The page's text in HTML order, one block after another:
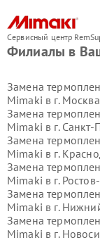
Сервисный центр
Филиалы в
Замена
Mimaki в г. Москва
Замена
Mimaki в г. Санкт-
Замена
Mimaki в г.
Замена
Mimaki в г.
Замена
Mimaki в г.
Замена
Mimaki в г.